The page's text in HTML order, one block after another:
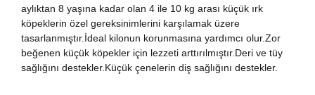
aylıktan 8 yaşına kadar olan 4 ile 10 kg arası küçük ırk
köpeklerin özel gereksinimlerini karşılamak üzere
tasarlanmıştır.İdeal kilonun korunmasına yardımcı olur.Zor
beğenen küçük köpekler için lezzeti arttırılmıştır.Deri ve tüy
sağlığını destekler.Küçük çenelerin diş sağlığını destekler.